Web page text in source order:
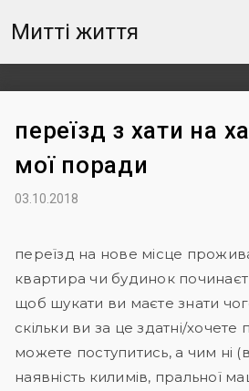
Митті життя
переїзд з хати на
мої поради
03.10.2018
переїзд на нове місце
квартира чи будинок
щоб шукати ви маєте знати
скільки ви за це здатні/хочете
можете поступитись, а чим ні
наявність килимів, пральної